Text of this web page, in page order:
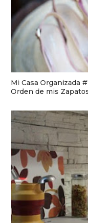
Mi Casa Organizada
Orden de mis